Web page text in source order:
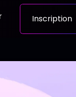
Inscription